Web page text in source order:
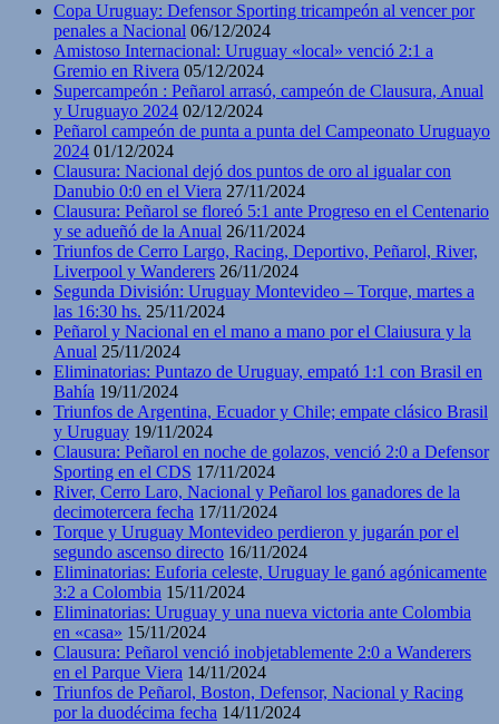
Copa Uruguay: Defensor Sporting tricampeón al vencer por
penales a Nacional 06/12/2024
Amistoso Internacional: Uruguay «local» venció 2:1 a
Gremio en Rivera 05/12/2024
Supercampeón : Peñarol arrasó, campeón de Clausura, Anual
y Uruguayo 2024 02/12/2024
Peñarol campeón de punta a punta del Campeonato Uruguayo
2024 01/12/2024
Clausura: Nacional dejó dos puntos de oro al igualar con
Danubio 0:0 en el Viera 27/11/2024
Clausura: Peñarol se floreó 5:1 ante Progreso en el Centenario
y se adueñó de la Anual 26/11/2024
Triunfos de Cerro Largo, Racing, Deportivo, Peñarol, River,
Liverpool y Wanderers 26/11/2024
Segunda División: Uruguay Montevideo – Torque, martes a
las 16:30 hs. 25/11/2024
Peñarol y Nacional en el mano a mano por el Claiusura y la
Anual 25/11/2024
Eliminatorias: Puntazo de Uruguay, empató 1:1 con Brasil en
Bahía 19/11/2024
Triunfos de Argentina, Ecuador y Chile; empate clásico Brasil
y Uruguay 19/11/2024
Clausura: Peñarol en noche de golazos, venció 2:0 a Defensor
Sporting en el CDS 17/11/2024
River, Cerro Laro, Nacional y Peñarol los ganadores de la
decimotercera fecha 17/11/2024
Torque y Uruguay Montevideo perdieron y jugarán por el
segundo ascenso directo 16/11/2024
Eliminatorias: Euforia celeste, Uruguay le ganó agónicamente
3:2 a Colombia 15/11/2024
Eliminatorias: Uruguay y una nueva victoria ante Colombia
en «casa» 15/11/2024
Clausura: Peñarol venció inobjetablemente 2:0 a Wanderers
en el Parque Viera 14/11/2024
Triunfos de Peñarol, Boston, Defensor, Nacional y Racing
por la duodécima fecha 14/11/2024